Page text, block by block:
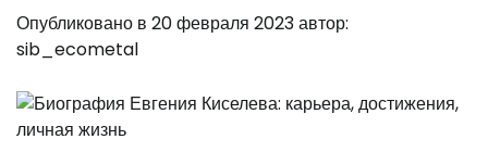
Опубликовано в 20 февраля 2023автор:
sib_ecometal